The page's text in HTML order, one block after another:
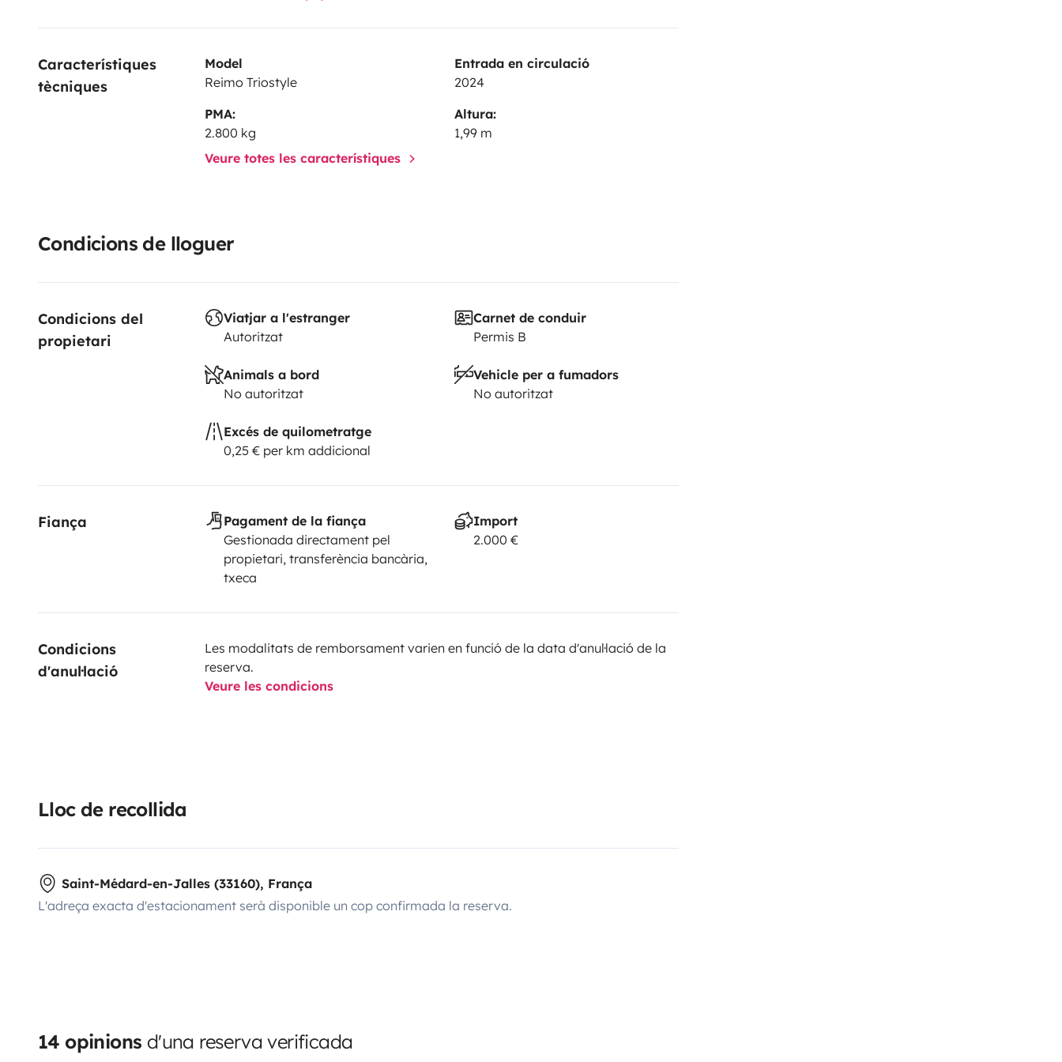
Característiques
tècniques
Model
Reimo Triostyle
Entrada en circulació
2024
PMA:
2.800 kg
Altura:
1,99 m
Veure totes les característiques
Condicions de lloguer
Condicions del
propietari
Viatjar a l'estranger
Autoritzat
Carnet de conduir
Permis B
Animals a bord
No autoritzat
Vehicle per a fumadors
No autoritzat
Excés de quilometratge
0,25 € per km addicional
Fiança
Pagament de la fiança
Gestionada directament pel
propietari, transferència bancària,
txeca
Import
2.000 €
Condicions
d'anul·lació
Les modalitats de remborsament varien en funció de la data d'anul·lació de la
reserva.
Veure les condicions
Lloc de recollida
Saint-Médard-en-Jalles (33160), França
L'adreça exacta d'estacionament serà disponible un cop confirmada la reserva.
14 opinions d'una reserva verificada